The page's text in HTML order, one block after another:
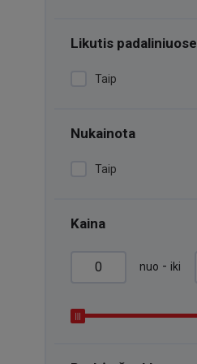
Likutis padaliniuose
Taip
Nukainota
Taip
Kaina
nuo - iki